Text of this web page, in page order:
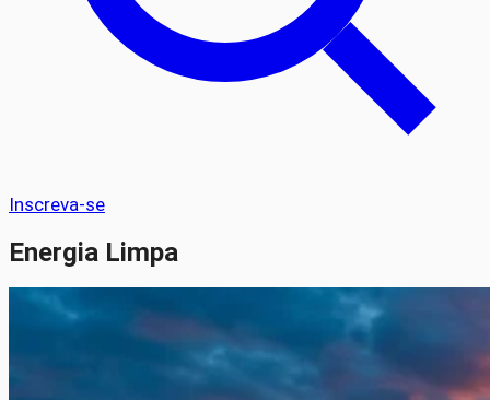
Inscreva-se
Energia Limpa